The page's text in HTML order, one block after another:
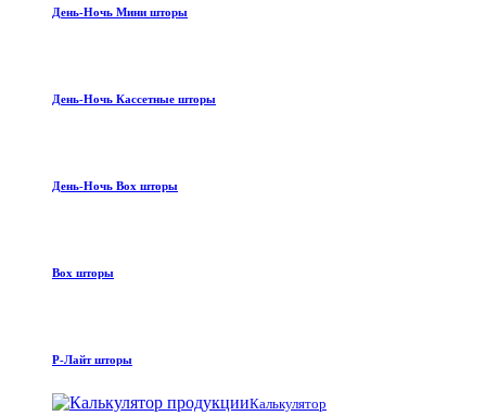
День-Ночь Мини шторы
День-Ночь Кассетные шторы
День-Ночь Box шторы
Box шторы
Р-Лайт шторы
Калькулятор